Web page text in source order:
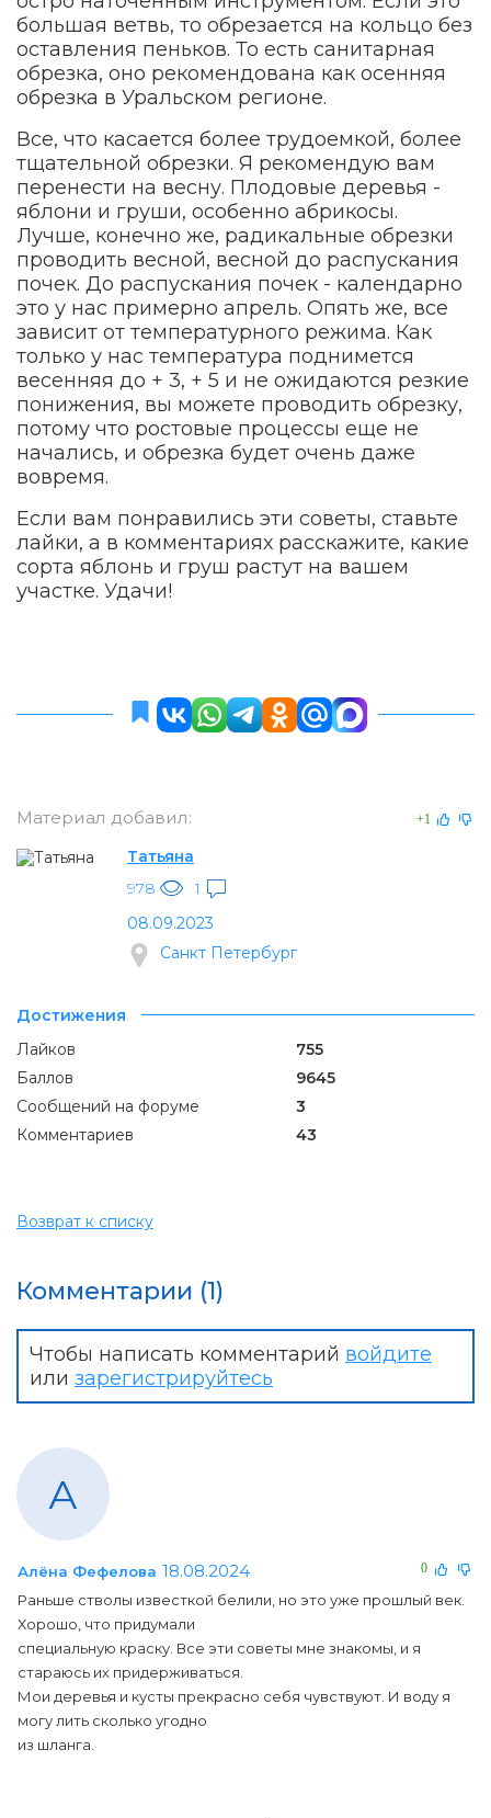
большая ветвь, то обрезается на кольцо без
оставления пеньков. То есть санитарная
обрезка, оно рекомендована как осенняя
обрезка в Уральском регионе.
Все, что касается более трудоемкой, более
тщательной обрезки. Я рекомендую вам
перенести на весну. Плодовые деревья -
яблони и груши, особенно абрикосы.
Лучше, конечно же, радикальные обрезки
проводить весной, весной до распускания
почек. До распускания почек - календарно
это у нас примерно апрель. Опять же, все
зависит от температурного режима. Как
только у нас температура поднимется
весенняя до + 3, + 5 и не ожидаются резкие
понижения, вы можете проводить обрезку,
потому что ростовые процессы еще не
начались, и обрезка будет очень даже
вовремя.
Если вам понравились эти советы, ставьте
лайки, а в комментариях расскажите, какие
сорта яблонь и груш растут на вашем
участке. Удачи!
Материал добавил: +1
Татьяна
978
1
08.09.2023
Санкт Петербург
Достижения
Лайков
755
Баллов
9645
Сообщений на форуме
3
Комментариев
43
Возврат к списку
Комментарии (1)
Чтобы написать комментарий войдите
или зарегистрируйтесь
А
0
Алёна Фефелова 18.08.2024
Раньше стволы известкой белили, но это уже прошлый век.
Хорошо, что придумали
специальную краску. Все эти советы мне знакомы, и я
стараюсь их придерживаться.
Мои деревья и кусты прекрасно себя чувствуют. И воду я
могу лить сколько угодно
из шланга.